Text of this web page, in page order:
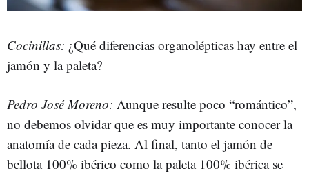
Cocinillas: ¿Qué diferencias organolépticas hay entre el
jamón y la paleta?
Pedro José Moreno: Aunque resulte poco “romántico”,
no debemos olvidar que es muy importante conocer la
anatomía de cada pieza. Al final, tanto el jamón de
bellota 100% ibérico como la paleta 100% ibérica se